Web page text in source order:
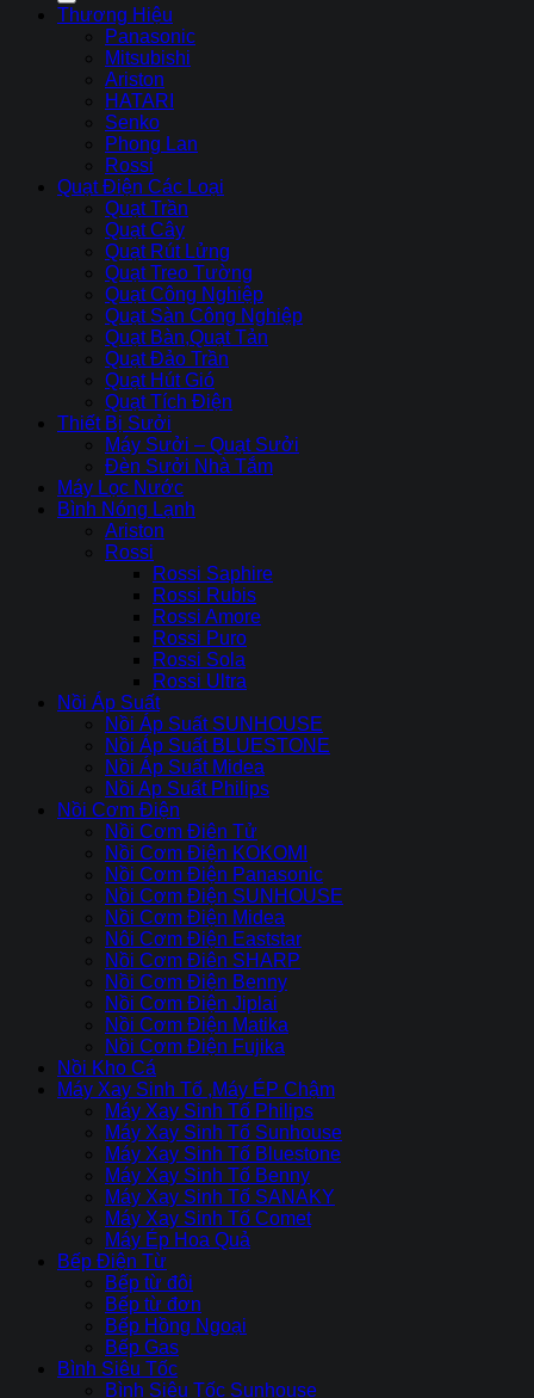
Thương Hiệu
Panasonic
Mitsubishi
Ariston
HATARI
Senko
Phong Lan
Rossi
Quạt Điện Các Loại
Quạt Trần
Quạt Cây
Quạt Rút Lửng
Quạt Treo Tường
Quạt Công Nghiệp
Quạt Sàn Công Nghiệp
Quạt Bàn,Quạt Tản
Quạt Đảo Trần
Quạt Hút Gió
Quạt Tích Điện
Thiết Bị Sưởi
Máy Sưởi – Quạt Sưởi
Đèn Sưởi Nhà Tắm
Máy Lọc Nước
Bình Nóng Lạnh
Ariston
Rossi
Rossi Saphire
Rossi Rubis
Rossi Amore
Rossi Puro
Rossi Sola
Rossi Ultra
Nồi Áp Suất
Nồi Áp Suất SUNHOUSE
Nồi Áp Suất BLUESTONE
Nồi Áp Suất Midea
Nồi Ap Suất Philips
Nồi Cơm Điện
Nồi Cơm Điên Tử
Nồi Cơm Điện KOKOMI
Nồi Cơm Điện Panasonic
Nồi Cơm Điện SUNHOUSE
Nồi Cơm Điện Midea
Nôi Cơm Điện Eaststar
Nồi Cơm Điên SHARP
Nồi Cơm Điện Benny
Nồi Cơm Điện Jiplai
Nồi Cơm Điện Matika
Nồi Cơm Điện Fujika
Nồi Kho Cá
Máy Xay Sinh Tố ,Máy ÉP Chậm
Máy Xay Sinh Tố Philips
Máy Xay Sinh Tố Sunhouse
Máy Xay Sinh Tố Bluestone
Máy Xay Sinh Tố Benny
Máy Xay Sinh Tố SANAKY
Máy Xay Sinh Tố Comet
Máy Ép Hoa Quả
Bếp Điện Từ
Bếp từ đôi
Bếp từ đơn
Bếp Hồng Ngoại
Bếp Gas
Bình Siêu Tốc
Bình Siêu Tốc Sunhouse